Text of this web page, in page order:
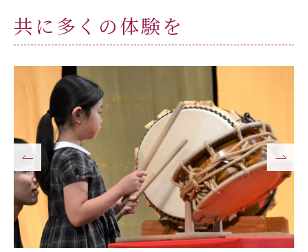
保護者の方へ
小学校だより お父さんの会活動報告
保護者の方へ お問い合わせ
採用情報 アクセス
関連リンク サイトマップ
共に多くの体験を